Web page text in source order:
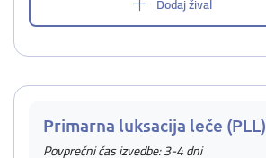
Primarna luksacija leče (PLL)
Povprečni čas izvedbe: 3-4 dni